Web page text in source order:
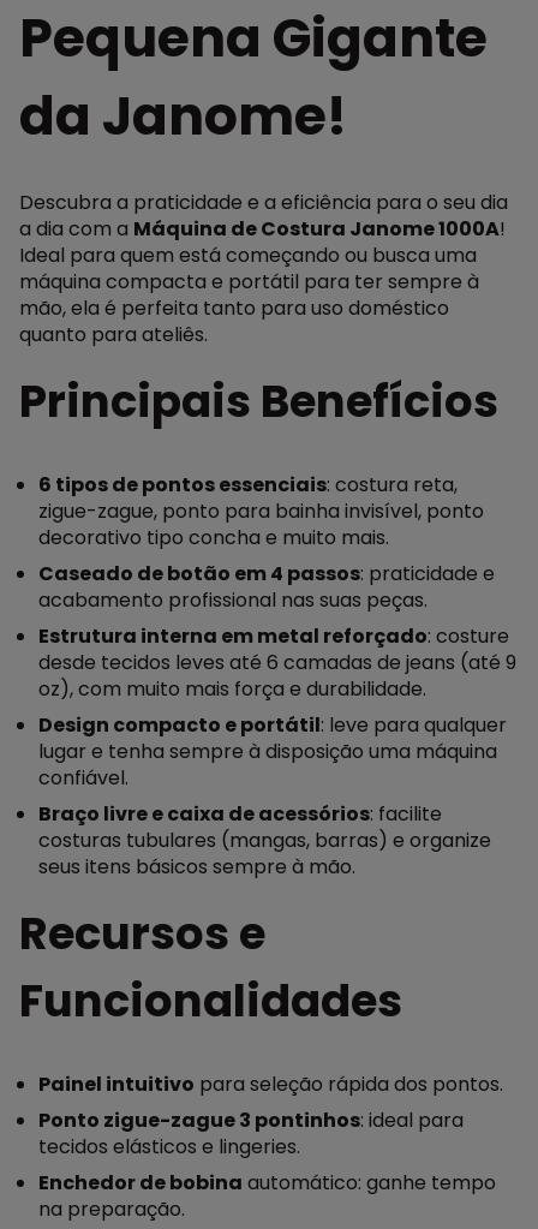
Pequena Gigante
da Janome!
Descubra a praticidade e a eficiência para o seu dia
a dia com a Máquina de Costura Janome 1000A!
Ideal para quem está começando ou busca uma
máquina compacta e portátil para ter sempre à
mão, ela é perfeita tanto para uso doméstico
quanto para ateliês.
Principais Benefícios
6 tipos de pontos essenciais: costura reta,
zigue-zague, ponto para bainha invisível, ponto
decorativo tipo concha e muito mais.
Caseado de botão em 4 passos: praticidade e
acabamento profissional nas suas peças.
Estrutura interna em metal reforçado: costure
desde tecidos leves até 6 camadas de jeans (até 9
oz), com muito mais força e durabilidade.
Design compacto e portátil: leve para qualquer
lugar e tenha sempre à disposição uma máquina
confiável.
Braço livre e caixa de acessórios: facilite
costuras tubulares (mangas, barras) e organize
seus itens básicos sempre à mão.
Recursos e
Funcionalidades
Painel intuitivo para seleção rápida dos pontos.
Ponto zigue-zague 3 pontinhos: ideal para
tecidos elásticos e lingeries.
Enchedor de bobina automático: ganhe tempo
na preparação.